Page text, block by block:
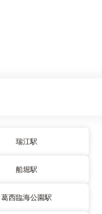
瑞江駅
船堀駅
葛西臨海公園駅